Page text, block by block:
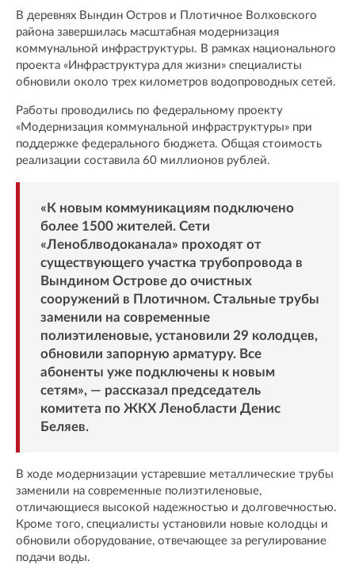
В деревнях Вындин Остров и Плотичное Волховского
района завершилась масштабная модернизация
коммунальной инфраструктуры. В рамках национального
проекта «Инфраструктура для жизни» специалисты
обновили около трех километров водопроводных сетей.
Работы проводились по федеральному проекту
«Модернизация коммунальной инфраструктуры» при
поддержке федерального бюджета. Общая стоимость
реализации составила 60 миллионов рублей.
«К новым коммуникациям подключено
более 1500 жителей. Сети
«Леноблводоканала» проходят от
существующего участка трубопровода в
Вындином Острове до очистных
сооружений в Плотичном. Стальные трубы
заменили на современные
полиэтиленовые, установили 29 колодцев,
обновили запорную арматуру. Все
абоненты уже подключены к новым
сетям», — рассказал председатель
комитета по ЖКХ Ленобласти Денис
Беляев.
В ходе модернизации устаревшие металлические трубы
заменили на современные полиэтиленовые,
отличающиеся высокой надежностью и долговечностью.
Кроме того, специалисты установили новые колодцы и
обновили оборудование, отвечающее за регулирование
подачи воды.